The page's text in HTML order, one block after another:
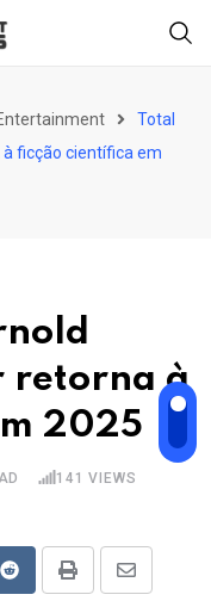
Total
ficção científica em
retorna à
2025
141 VIEWS
RedditPrint
Share